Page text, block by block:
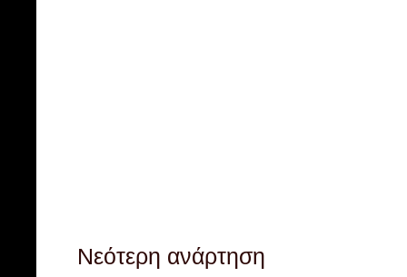
Νεότερη ανάρτηση